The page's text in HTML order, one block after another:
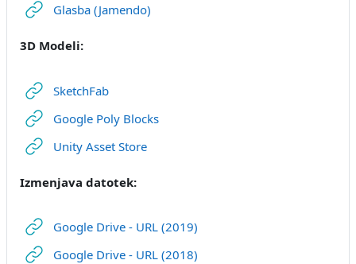
Glasba (Jamendo)URL
3D Modeli:
SketchFabURL
Google Poly BlocksURL
Unity Asset StoreURL
Izmenjava datotek:
Google Drive - URL (2019)
Google Drive - URL (2018)